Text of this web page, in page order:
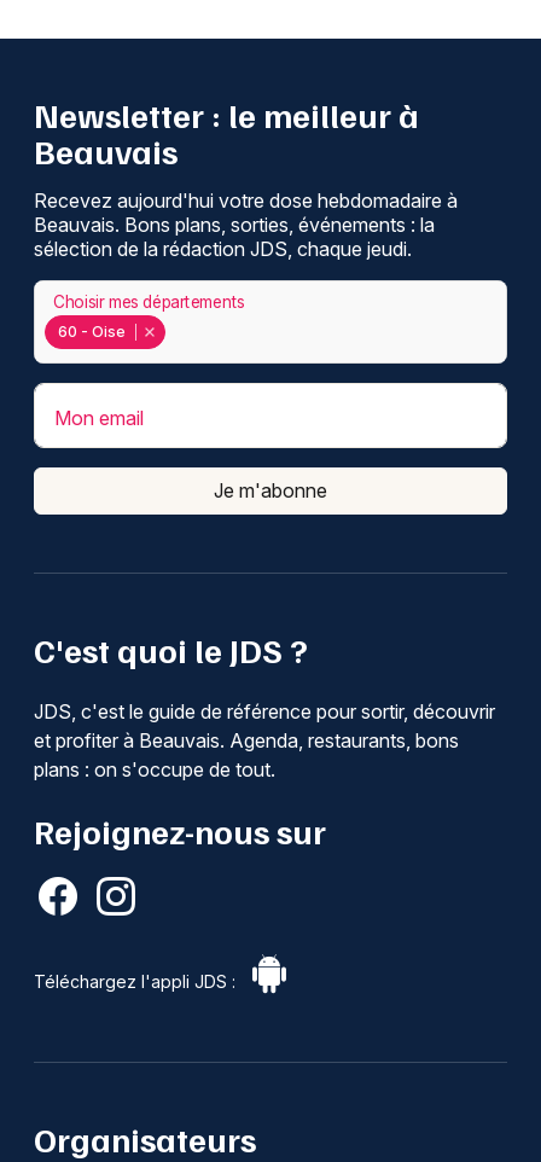
C'est quoi le JDS ?
JDS, c'est le guide de référence pour sortir, découvrir
et profiter à Beauvais. Agenda, restaurants, bons
plans : on s'occupe de tout.
Rejoignez-nous sur
Téléchargez l'appli JDS :
Newsletter : le meilleur à
Beauvais
Recevez aujourd'hui votre dose hebdomadaire à
Beauvais. Bons plans, sorties, événements : la
sélection de la rédaction JDS, chaque jeudi.
60 - Oise
Choisir mes départements
Mon email
Je m'abonne
Organisateurs